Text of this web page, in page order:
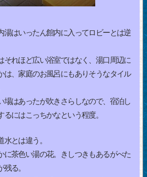
はいったん館内に入ってロビーとは逆
れほど広い浴室ではなく、湯口周辺に
は、家庭のお風呂にもありそうなタイル
はあったが吹きさらしなので、宿泊し
るにはこっちかなという程度。
とは違う。
茶色い湯の花。きしつきもあるがべた
る。